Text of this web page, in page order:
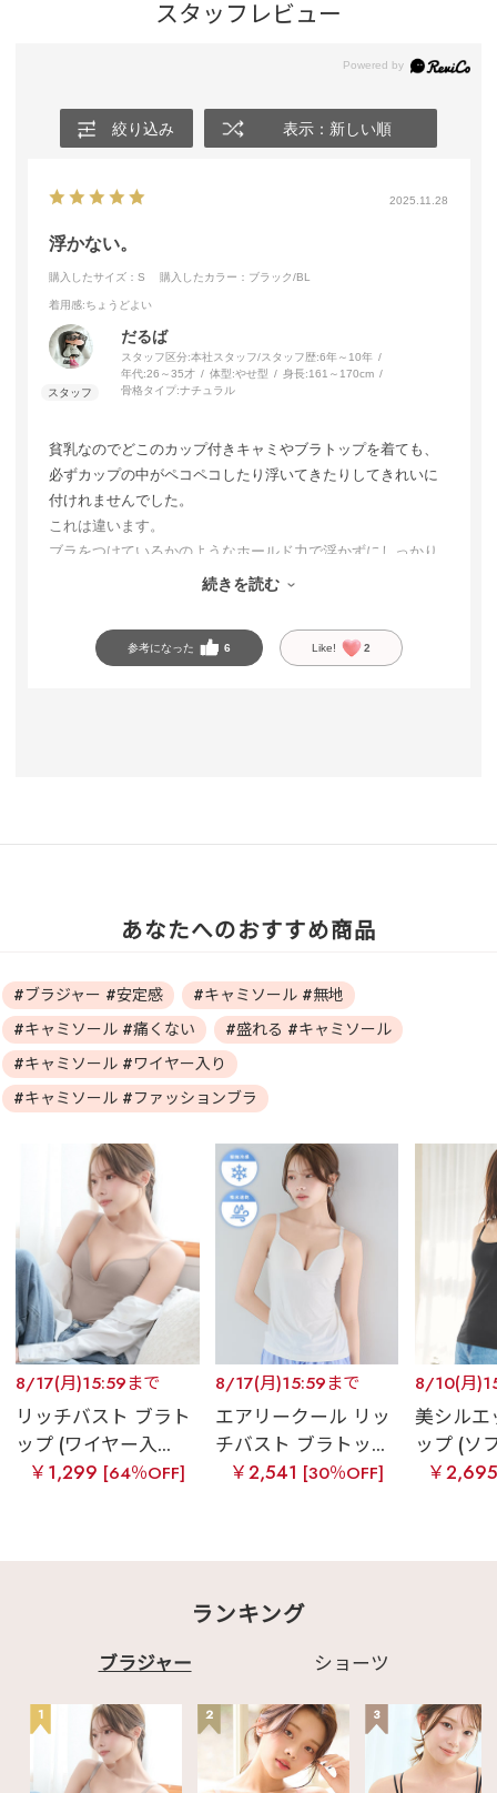
スタッフレビュー
絞り込み 表示：新しい順
2025.11.28
浮かない。
購入したサイズ：S 購入したカラー：ブラック/BL
着用感:ちょうどよい
だるば
スタッフ区分:本社スタッフ/スタッフ歴:6年～10年
年代:26～35才 体型:やせ型 身長:161～170cm
骨格タイプ:ナチュラル
貧乳なのでどこのカップ付きキャミやブラトップを着ても、
必ずカップの中がペコペコしたり浮いてきたりしてきれいに
付けれませんでした。
これは違います。
ブラをつけているかのようなホールド力で浮かずにしっかり
続きを読む
参考になった 6 Like! 2
あなたへのおすすめ商品
#ブラジャー #安定感
#キャミソール #無地
#キャミソール #痛くない
#盛れる #キャミソール
#キャミソール #ワイヤー入り
#キャミソール #ファッションブラ
8/17(月)15:59まで
リッチバスト ブラト
ップ (ワイヤー入...
￥1,299 [64％OFF]
8/17(月)15:59まで
エアリークール リッ
チバスト ブラトッ...
￥2,541 [30％OFF]
8/10(月
美シルエ
ップ (ソ
￥
ランキング
ブラジャー ショーツ
1 2 3